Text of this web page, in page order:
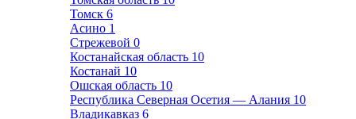
Томск 6
Асино 1
Стрежевой 0
Костанайская область 10
Костанай 10
Ошская область 10
Республика Северная Осетия — Алания 10
Владикавказ 6